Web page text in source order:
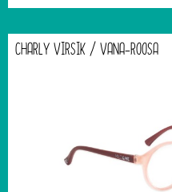
CHARLY VIRSIK / VANA-ROOSA